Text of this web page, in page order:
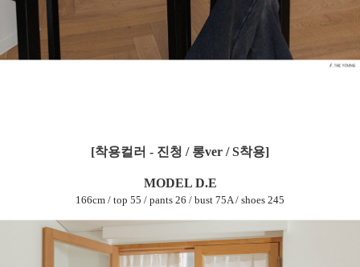
[착용컬러 - 진청 / 롱ver / S착용]
MODEL D.E
166cm / top 55 / pants 26 / bust 75A / shoes 245